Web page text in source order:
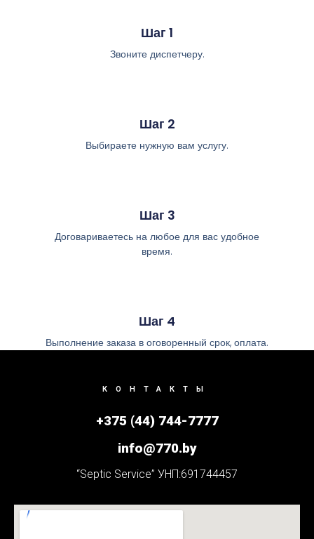
Шаг 1
Звоните диспетчеру.
Шаг 2
Выбираете нужную вам услугу.
Шаг 3
Договариваетесь на любое для вас удобное
время.
Шаг 4
Выполнение заказа в оговоренный срок, оплата.
КОНТАКТЫ
+375 (44) 744-7777
info@770.by
“Septic Service” УНП:691744457